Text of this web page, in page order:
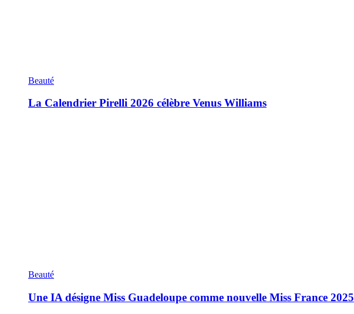
Beauté
La Calendrier Pirelli 2026 célèbre Venus Williams
Beauté
Une IA désigne Miss Guadeloupe comme nouvelle Miss France 2025